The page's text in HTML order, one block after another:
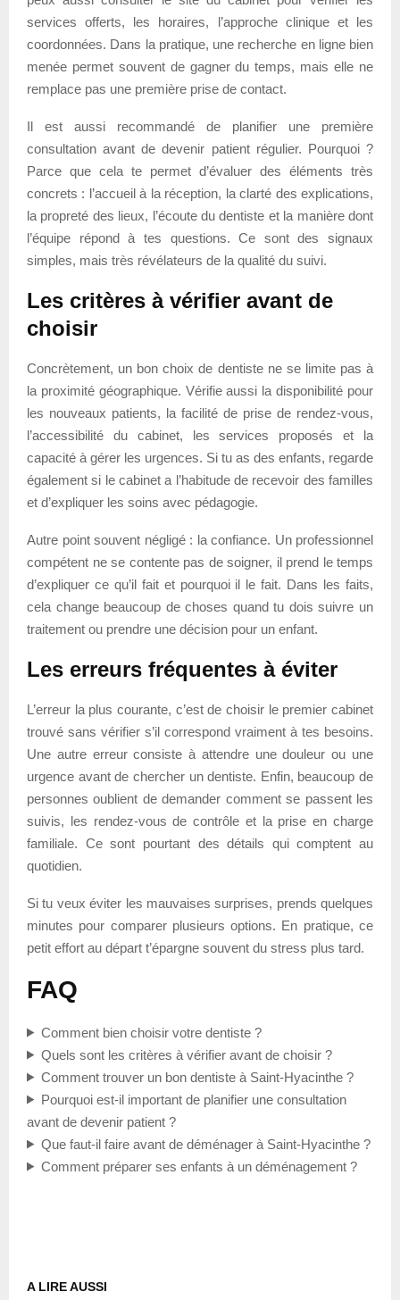
services offerts, les horaires, l’approche clinique et les
coordonnées. Dans la pratique, une recherche en ligne bien
menée permet souvent de gagner du temps, mais elle ne
remplace pas une première prise de contact.
Il est aussi recommandé de planifier une première
consultation avant de devenir patient régulier. Pourquoi ?
Parce que cela te permet d’évaluer des éléments très
concrets : l’accueil à la réception, la clarté des explications,
la propreté des lieux, l’écoute du dentiste et la manière dont
l’équipe répond à tes questions. Ce sont des signaux
simples, mais très révélateurs de la qualité du suivi.
Les critères à vérifier avant de
choisir
Concrètement, un bon choix de dentiste ne se limite pas à
la proximité géographique. Vérifie aussi la disponibilité pour
les nouveaux patients, la facilité de prise de rendez-vous,
l’accessibilité du cabinet, les services proposés et la
capacité à gérer les urgences. Si tu as des enfants, regarde
également si le cabinet a l’habitude de recevoir des familles
et d’expliquer les soins avec pédagogie.
Autre point souvent négligé : la confiance. Un professionnel
compétent ne se contente pas de soigner, il prend le temps
d’expliquer ce qu’il fait et pourquoi il le fait. Dans les faits,
cela change beaucoup de choses quand tu dois suivre un
traitement ou prendre une décision pour un enfant.
Les erreurs fréquentes à éviter
L’erreur la plus courante, c’est de choisir le premier cabinet
trouvé sans vérifier s’il correspond vraiment à tes besoins.
Une autre erreur consiste à attendre une douleur ou une
urgence avant de chercher un dentiste. Enfin, beaucoup de
personnes oublient de demander comment se passent les
suivis, les rendez-vous de contrôle et la prise en charge
familiale. Ce sont pourtant des détails qui comptent au
quotidien.
Si tu veux éviter les mauvaises surprises, prends quelques
minutes pour comparer plusieurs options. En pratique, ce
petit effort au départ t’épargne souvent du stress plus tard.
FAQ
Comment bien choisir votre dentiste ?
Quels sont les critères à vérifier avant de choisir ?
Comment trouver un bon dentiste à Saint-Hyacinthe ?
Pourquoi est-il important de planifier une consultation
avant de devenir patient ?
Que faut-il faire avant de déménager à Saint-Hyacinthe ?
Comment préparer ses enfants à un déménagement ?
A LIRE AUSSI